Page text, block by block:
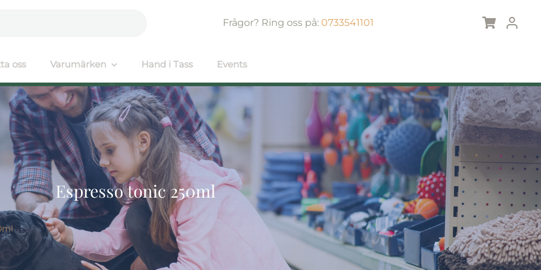
Frågor? Ring oss på: 0733541101
oss Varumärken Hand i Tass Events
Espresso tonic 250ml